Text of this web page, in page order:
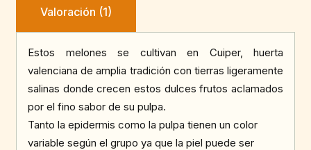
Valoración (1)
Estos melones se cultivan en Cuiper, huerta
valenciana de amplia tradición con tierras ligeramente
salinas donde crecen estos dulces frutos aclamados
por el fino sabor de su pulpa.
Tanto la epidermis como la pulpa tienen un color
variable según el grupo ya que la piel puede ser